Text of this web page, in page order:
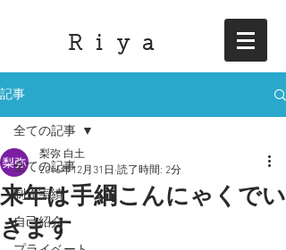
R i y a
記事
全ての記事
制作実績
自己紹介
全ての記事
来年は手綱こんにゃくでい
きます
梨弥 白土
2016年12月31日 読了時間: 2分